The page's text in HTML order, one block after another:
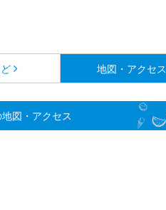
地図・アクセス
図・アクセス